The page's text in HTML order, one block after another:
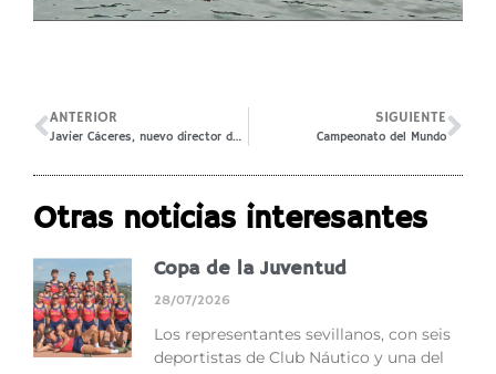
ANTERIOR
Javier Cáceres, nuevo director de la Regata Sevilla-Betis
SIGUIENTE
Campeonato del Mundo
Otras noticias interesantes
Copa de la Juventud
28/07/2026
Los representantes sevillanos, con seis
deportistas de Club Náutico y una del